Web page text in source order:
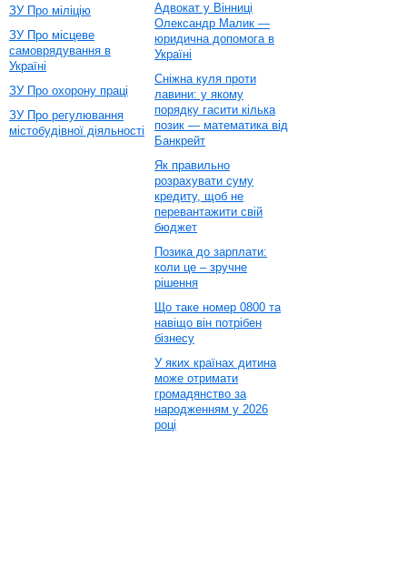
ЗУ Про міліцію
ЗУ Про місцеве
самоврядування в
Україні
ЗУ Про охорону праці
ЗУ Про регулювання
містобудівної діяльності
Адвокат у Вінниці
Олександр Малик —
юридична допомога в
Україні
Сніжна куля проти
лавини: у якому
порядку гасити кілька
позик — математика від
Банкрейт
Як правильно
розрахувати суму
кредиту, щоб не
перевантажити свій
бюджет
Позика до зарплати:
коли це – зручне
рішення
Що таке номер 0800 та
навіщо він потрібен
бізнесу
У яких країнах дитина
може отримати
громадянство за
народженням у 2026
році